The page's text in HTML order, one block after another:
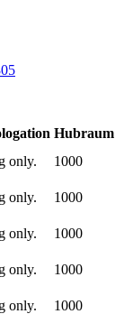
Hubraum
only. 1000
only. 1000
only. 1000
only. 1000
only. 1000